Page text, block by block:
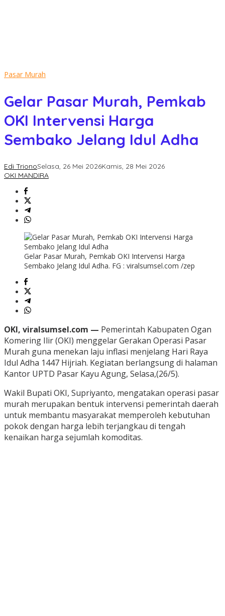
Pasar Murah
Gelar Pasar Murah, Pemkab
OKI Intervensi Harga
Sembako Jelang Idul Adha
Edi TrionoSelasa, 26 Mei 2026Kamis, 28 Mei 2026
OKI MANDIRA
Gelar Pasar Murah, Pemkab OKI Intervensi Harga
Sembako Jelang Idul Adha. FG : viralsumsel.com /zep
OKI, viralsumsel.com — Pemerintah Kabupaten Ogan
Komering Ilir (OKI) menggelar Gerakan Operasi Pasar
Murah guna menekan laju inflasi menjelang Hari Raya
Idul Adha 1447 Hijriah. Kegiatan berlangsung di halaman
Kantor UPTD Pasar Kayu Agung, Selasa,(26/5).
Wakil Bupati OKI, Supriyanto, mengatakan operasi pasar
murah merupakan bentuk intervensi pemerintah daerah
untuk membantu masyarakat memperoleh kebutuhan
pokok dengan harga lebih terjangkau di tengah
kenaikan harga sejumlah komoditas.